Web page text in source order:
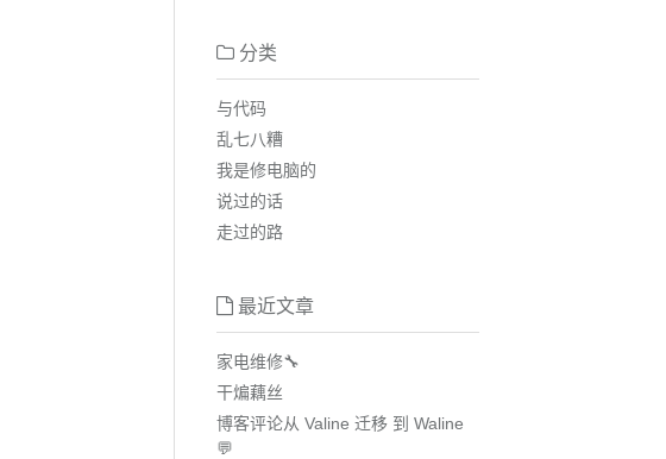
分类
与代码
乱七八糟
我是修电脑的
说过的话
走过的路
最近文章
家电维修🔧
干煸藕丝
博客评论从 Valine 迁移 到 Waline
💬